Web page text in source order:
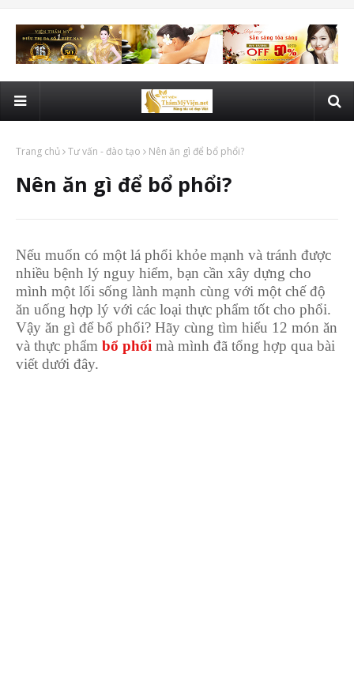
Trang chủ Tư vấn - đào tạo Nên ăn gì để bổ phổi?
Nên ăn gì để bổ phổi?
Nếu muốn có một lá phổi khỏe mạnh và tránh được
nhiều bệnh lý nguy hiểm, bạn cần xây dựng cho
mình một lối sống lành mạnh cùng với một chế độ
ăn uống hợp lý với các loại thực phẩm tốt cho phổi.
Vậy ăn gì để bổ phổi? Hãy cùng tìm hiểu 12 món ăn
và thực phẩm bổ phổi mà mình đã tổng hợp qua bài
viết dưới đây.